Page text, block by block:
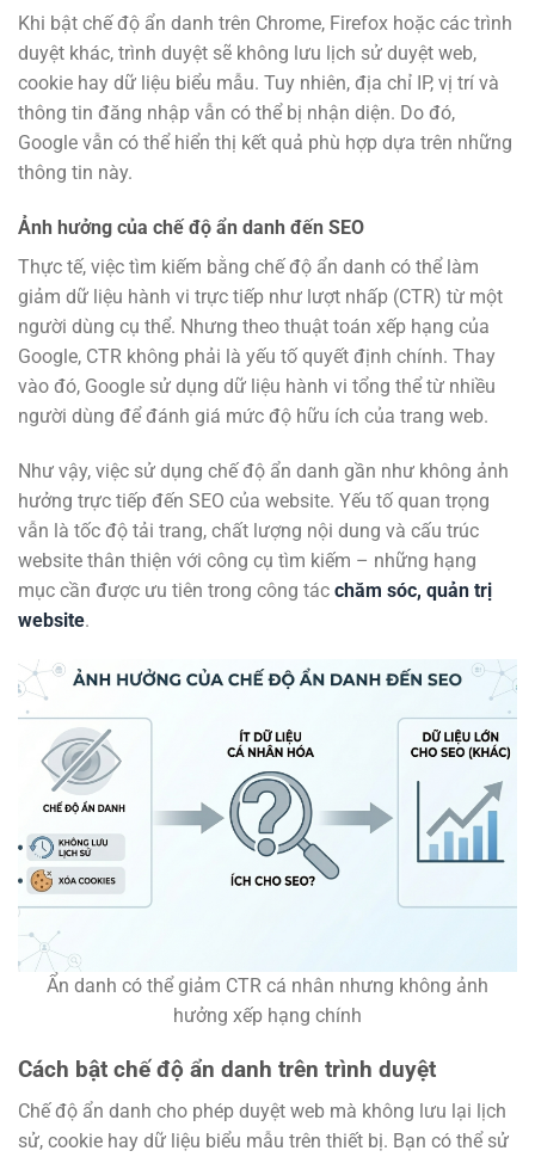
Khi bật chế độ ẩn danh trên Chrome, Firefox hoặc các trình
duyệt khác, trình duyệt sẽ không lưu lịch sử duyệt web,
cookie hay dữ liệu biểu mẫu. Tuy nhiên, địa chỉ IP, vị trí và
thông tin đăng nhập vẫn có thể bị nhận diện. Do đó,
Google vẫn có thể hiển thị kết quả phù hợp dựa trên những
thông tin này.
Ảnh hưởng của chế độ ẩn danh đến SEO
Thực tế, việc tìm kiếm bằng chế độ ẩn danh có thể làm
giảm dữ liệu hành vi trực tiếp như lượt nhấp (CTR) từ một
người dùng cụ thể. Nhưng theo thuật toán xếp hạng của
Google, CTR không phải là yếu tố quyết định chính. Thay
vào đó, Google sử dụng dữ liệu hành vi tổng thể từ nhiều
người dùng để đánh giá mức độ hữu ích của trang web.
Như vậy, việc sử dụng chế độ ẩn danh gần như không ảnh
hưởng trực tiếp đến SEO của website. Yếu tố quan trọng
vẫn là tốc độ tải trang, chất lượng nội dung và cấu trúc
website thân thiện với công cụ tìm kiếm – những hạng
mục cần được ưu tiên trong công tác chăm sóc, quản trị
website.
Ẩn danh có thể giảm CTR cá nhân nhưng không ảnh
hưởng xếp hạng chính
Cách bật chế độ ẩn danh trên trình duyệt
Chế độ ẩn danh cho phép duyệt web mà không lưu lại lịch
sử, cookie hay dữ liệu biểu mẫu trên thiết bị. Bạn có thể sử